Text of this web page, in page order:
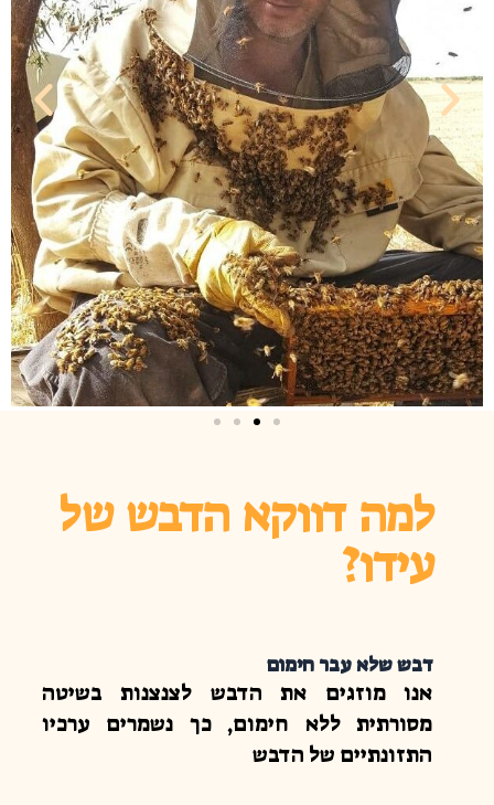
למה דווקא הדבש של
עידו?
דבש שלא עבר חימום
אנו מוזגים את הדבש לצנצנות בשיטה
מסורתית ללא חימום, כך נשמרים ערכיו
התזונתיים של הדבש